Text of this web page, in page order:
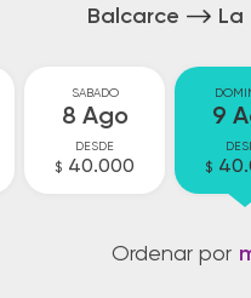
Balcarce La
SABADO
8 Ago
DESDE
$ 40.000
9
$
Ordenar por